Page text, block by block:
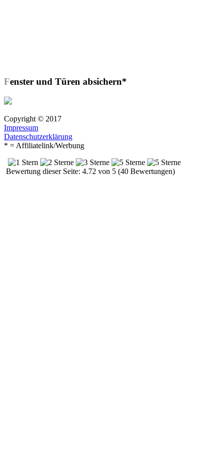
Fenster und Türen absichern*
Copyright © 2017
Impressum
Datenschutzerklärung
* = Affiliatelink/Werbung
Bewertung dieser Seite: 4.72 von 5 (40 Bewertungen)